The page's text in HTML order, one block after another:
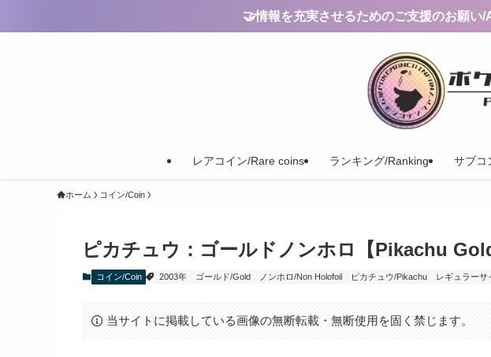
🤝情報を充実させるためのご支援のお願
レアコイン/Rare coins ランキング/Ranking サブコ
ホーム コイン/Coin
ピカチュウ：ゴールドノンホロ【Pikachu
コイン/Coin 2003年 ゴールド/Gold ノンホロ/Non Holofoil ピカチュウ/Pikachu レギュラーサ
当サイトに掲載している画像の無断転載・無断使用を固く禁じます。